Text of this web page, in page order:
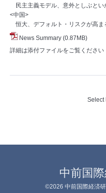
民主主義モデル、意外としぶとい
<中国>
恒大、デフォルト・リスクが高ま
News Summary (0.87MB)
詳細は添付ファイルをご覧ください
Select
中前国
©2026 中前国際経済